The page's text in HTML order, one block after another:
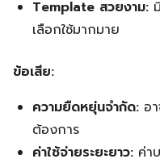
Template สวยงาม:
เลือกใช้มากมาย
ข้อเสีย:
ความยืดหยุ่นจำกัด: อ
ต้องการ
ค่าใช้จ่ายระยะยาว: ค่า